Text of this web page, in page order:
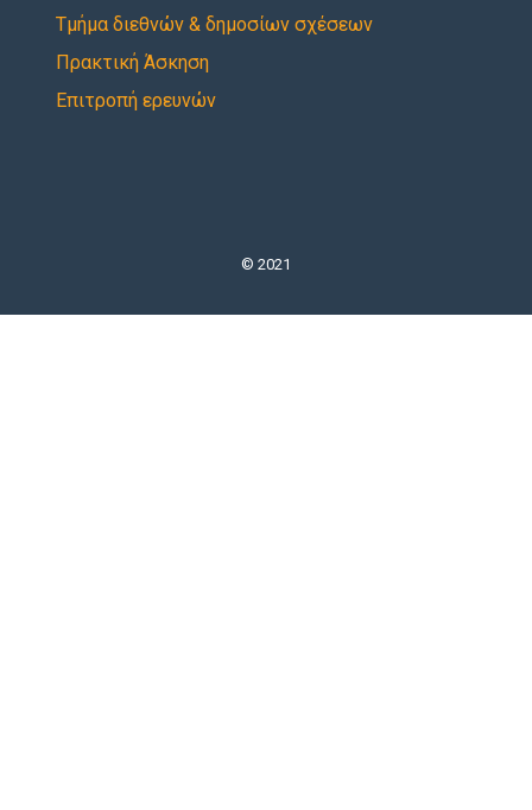
Τμήμα διεθνών & δημοσίων σχέσεων
Πρακτική Άσκηση
Επιτροπή ερευνών
© 2021